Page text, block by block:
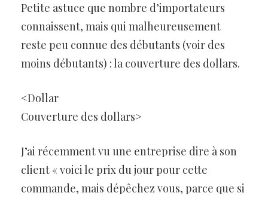
Petite astuce que nombre d’importateurs
connaissent, mais qui malheureusement
reste peu connue des débutants (voir des
moins débutants) : la couverture des dollars.
<Dollar
Couverture des dollars>
J’ai récemment vu une entreprise dire à son
client « voici le prix du jour pour cette
commande, mais dépêchez vous, parce que si